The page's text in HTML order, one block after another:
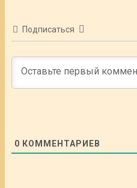
Подписаться
0 КОММЕНТАРИЕВ